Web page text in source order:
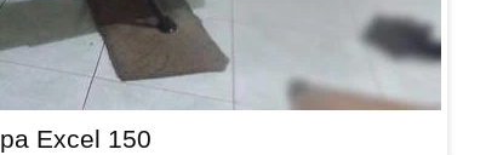
Excel 150